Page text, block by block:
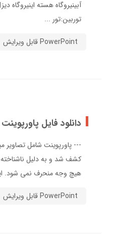
توربين:تور ...
PowerPoint قابل ویرایش
دانلود فایل
هیچ وجه منحرف نمی شود.
PowerPoint قابل ویرایش